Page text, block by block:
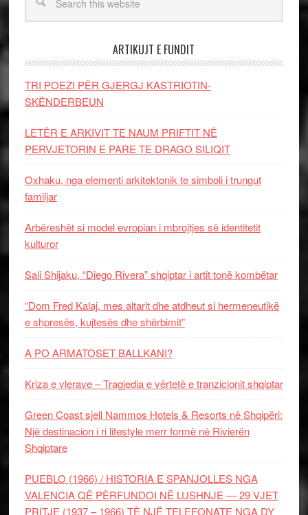
ARTIKUJT E FUNDIT
TRI POEZI PËR GJERGJ KASTRIOTIN-
SKËNDERBEUN
LETËR E ARKIVIT TE NAUM PRIFTIT NË
PERVJETORIN E PARE TE DRAGO SILIQIT
Oxhaku, nga elementi arkitektonik te simboli i trungut
familjar
Arbëreshët si model evropian i mbrojtjes së identitetit
kulturor
Sali Shijaku, “Diego Rivera” shqiptar i artit tonë kombëtar
“Dom Fred Kalaj, mes altarit dhe atdheut si hermeneutikë
e shpresës, kujtesës dhe shërbimit”
A PO ARMATOSET BALLKANI?
Kriza e vlerave – Tragjedia e vërtetë e tranzicionit shqiptar
Green Coast sjell Nammos Hotels & Resorts në Shqipëri:
Një destinacion i ri lifestyle merr formë në Rivierën
Shqiptare
PUEBLO (1966) / HISTORIA E SPANJOLLES NGA
VALENCIA QË PËRFUNDOI NË LUSHNJE — 29 VJET
PRITJE (1937 – 1966) TË NJË TELEFONATE NGA DY